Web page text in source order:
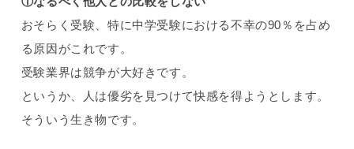
おそらく受験、特に中学受験における不幸の90％を占め
る原因がこれです。
受験業界は競争が大好きです。
というか、人は優劣を見つけて快感を得ようとします。
そういう生き物です。